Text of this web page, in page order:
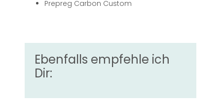
Prepreg Carbon Custom
Ebenfalls empfehle ich
Dir: